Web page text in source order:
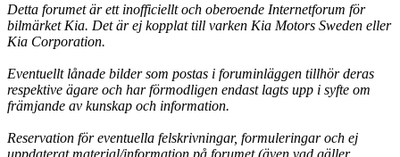
Detta forumet är ett inofficiellt och oberoende Internetforum för
bilmärket Kia. Det är ej kopplat till varken Kia Motors Sweden eller
Kia Corporation.
Eventuellt lånade bilder som postas i foruminläggen tillhör deras
respektive ägare och har förmodligen endast lagts upp i syfte om
främjande av kunskap och information.
Reservation för eventuella felskrivningar, formuleringar och ej
uppdaterat material/information på forumet (även vad gäller